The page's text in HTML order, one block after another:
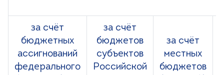
за счёт
бюджетных
ассигнований
федерального
за счёт
бюджетов
субъектов
Российской
за счёт
местных
бюджетов